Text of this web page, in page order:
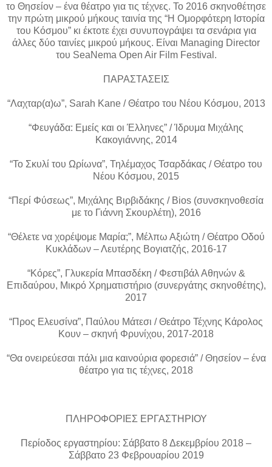
το Θησείον – ένα θέατρο για τις τέχνες. Το 2016 σκηνοθέτησε
την πρώτη μικρού μήκους ταινία της “Η Ομορφότερη Ιστορία
του Κόσμου” κι έκτοτε έχει συνυπογράψει τα σενάρια για
άλλες δύο ταινίες μικρού μήκους. Είναι Managing Director
του SeaNema Open Air Film Festival.
ΠΑΡΑΣΤΑΣΕΙΣ
“Λαχταρ(α)ω”, Sarah Kane / Θέατρο του Νέου Κόσμου, 2013
“Φευγάδα: Εμείς και οι Έλληνες” / Ίδρυμα Μιχάλης
Κακογιάννης, 2014
“Το Σκυλί του Ωρίωνα”, Τηλέμαχος Τσαρδάκας / Θέατρο του
Νέου Κόσμου, 2015
“Περί Φύσεως”, Μιχάλης Βιρβιδάκης / Bios (συνσκηνοθεσία
με το Γιάννη Σκουρλέτη), 2016
“Θέλετε να χορέψομε Μαρία;”, Μέλπω Αξιώτη / Θέατρο Οδού
Κυκλάδων – Λευτέρης Βογιατζής, 2016-17
“Κόρες”, Γλυκερία Μπασδέκη / Φεστιβάλ Αθηνών &
Επιδαύρου, Μικρό Χρηματιστήριο (συνεργάτης σκηνοθέτης),
2017
“Προς Ελευσίνα”, Παύλου Μάτεσι / Θεάτρο Τέχνης Κάρολος
Κουν – σκηνή Φρυνίχου, 2017-2018
“Θα ονειρεύεσαι πάλι μια καινούρια φορεσιά” / Θησείον – ένα
θέατρο για τις τέχνες, 2018
ΠΛΗΡΟΦΟΡΙΕΣ ΕΡΓΑΣΤΗΡΙΟΥ
Περίοδος εργαστηρίου: Σάββατο 8 Δεκεμβρίου 2018 –
Σάββατο 23 Φεβρουαρίου 2019